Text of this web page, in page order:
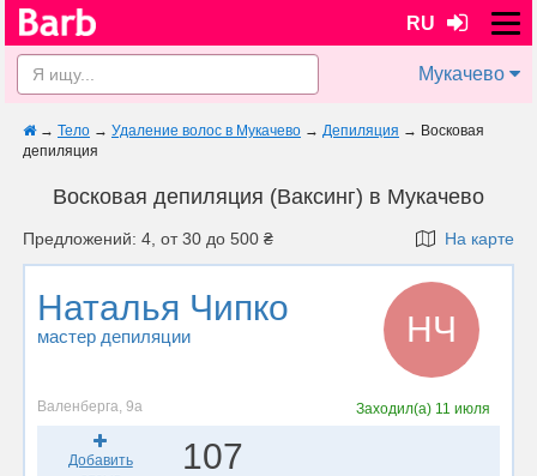
RU
Мукачево
→ Тело → Удаление волос в Мукачево → Депиляция → Восковая
депиляция
Восковая депиляция (Ваксинг) в Мукачево
Предложений: 4, от 30 до 500 ₴ На карте
Наталья Чипко
мастер депиляции НЧ
Валенберга, 9а Заходил(а) 11 июля
Добавить
107